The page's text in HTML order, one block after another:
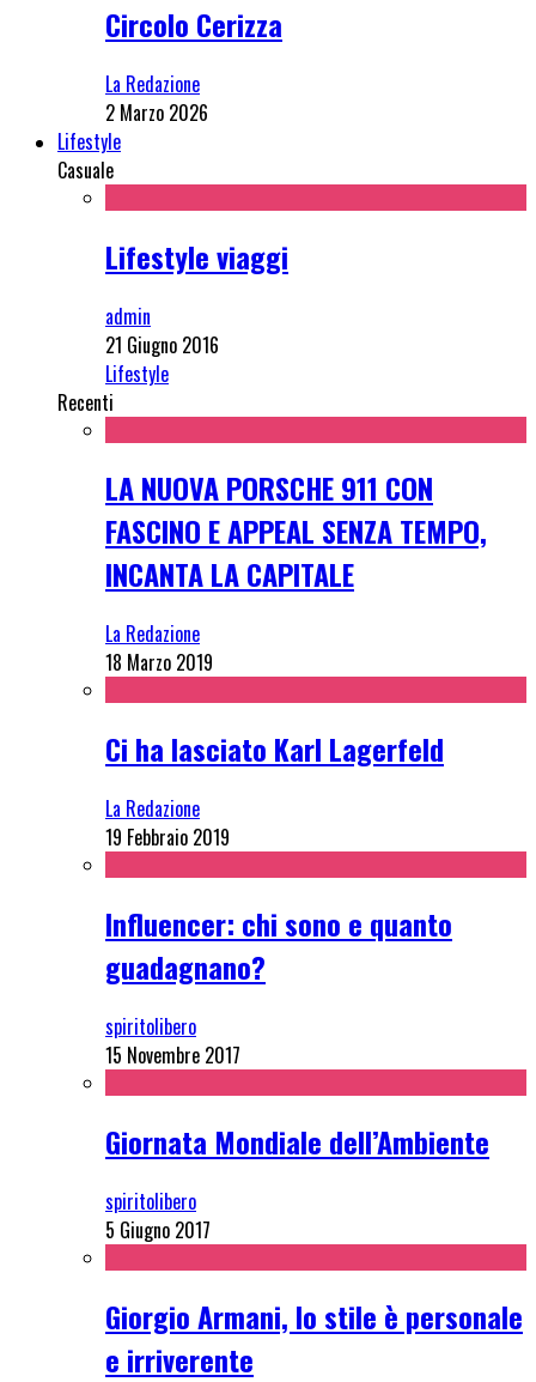
Circolo Cerizza
La Redazione
2 Marzo 2026
Lifestyle
Casuale
Lifestyle viaggi
admin
21 Giugno 2016
Lifestyle
Recenti
LA NUOVA PORSCHE 911 CON
FASCINO E APPEAL SENZA TEMPO,
INCANTA LA CAPITALE
La Redazione
18 Marzo 2019
Ci ha lasciato Karl Lagerfeld
La Redazione
19 Febbraio 2019
Influencer: chi sono e quanto
guadagnano?
spiritolibero
15 Novembre 2017
Giornata Mondiale dell’Ambiente
spiritolibero
5 Giugno 2017
Giorgio Armani, lo stile è personale
e irriverente